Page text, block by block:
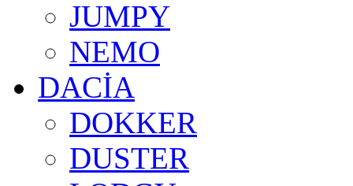
JUMPY
NEMO
DACİA
DOKKER
DUSTER